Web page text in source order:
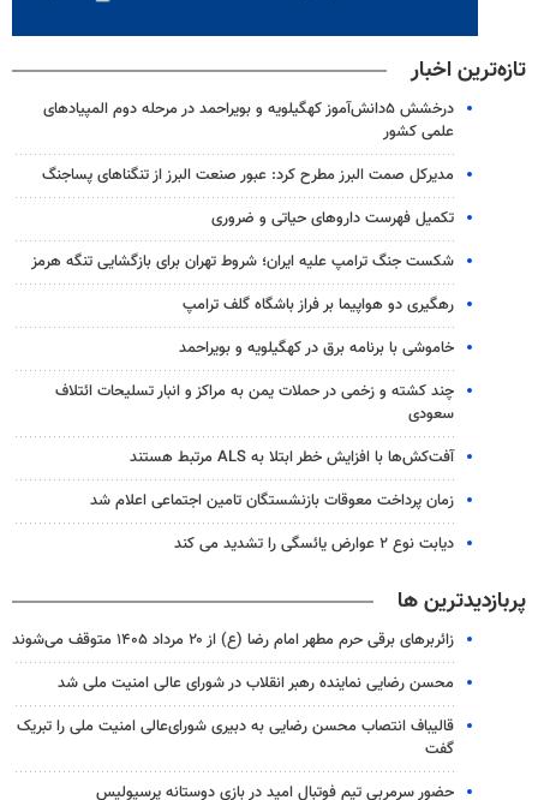
تازه‌ترین اخبار
درخشش ۵دانش‌آموز کهگیلویه و بویراحمد در مرحله دوم المپیادهای
علمی کشور
مدیرکل صمت البرز مطرح کرد: عبور صنعت البرز از تنگناهای پساجنگ
تکمیل فهرست داروهای حیاتی و ضروری
شکست جنگ ترامپ علیه ایران؛ شروط تهران برای بازگشایی تنگه هرمز
رهگیری دو هواپیما بر فراز باشگاه گلف ترامپ
خاموشی با برنامه برق در کهگیلویه و بویراحمد
چند کشته و زخمی در حملات یمن به مراکز و انبار تسلیحات ائتلاف
سعودی
آفت‌کش‌ها با افزایش خطر ابتلا به ALS مرتبط هستند
زمان پرداخت معوقات بازنشستگان تامین اجتماعی اعلام شد
دیابت نوع ۲ عوارض یائسگی را تشدید می کند
پربازدیدترین ها
زائربرهای برقی حرم مطهر امام رضا (ع) از ۲۰ مرداد ۱۴۰۵ متوقف می‌شوند
محسن رضایی نماینده رهبر انقلاب در شورای عالی امنیت ملی شد
قالیباف انتصاب محسن رضایی به دبیری شورای‌عالی امنیت ملی را تبریک
گفت
حضور سرمربی تیم فوتبال امید در بازی دوستانه پرسپولیس